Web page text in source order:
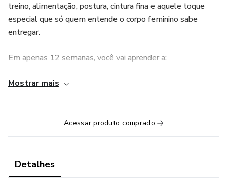
treino, alimentação, postura, cintura fina e aquele toque
especial que só quem entende o corpo feminino sabe
entregar.
Em apenas 12 semanas, você vai aprender a:
✨ Treinar com inteligência e propósito – sem perder
✨ Afinar a cintura e destacar os glúteos com métodos
eficazes
✨ Comer de forma estratégica, sem passar fome e sem
Mostrar mais
Acessar produto comprado
Detalhes